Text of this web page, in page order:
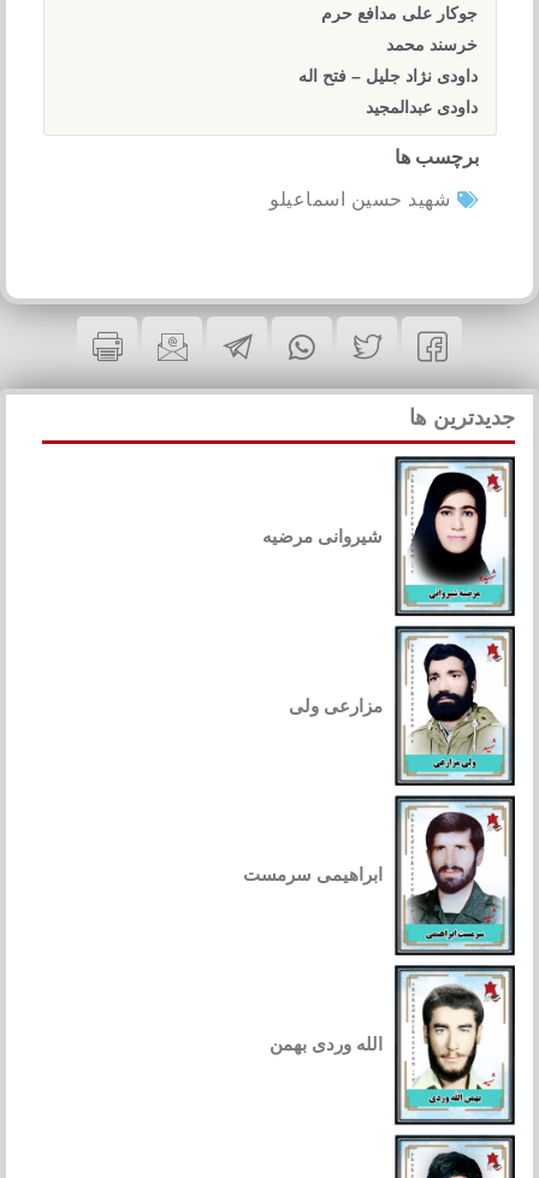
جوکار علی مدافع حرم
خرسند محمد
داودی نژاد جلیل – فتح اله
داودی عبدالمجید
برچسب ها
شهید حسین اسماعیلو
جدیدترین ها
شیروانی مرضیه
مزارعی ولی
ابراهیمی سرمست
الله وردی بهمن